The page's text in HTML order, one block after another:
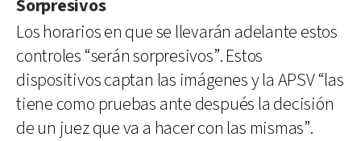
Sorpresivos
Los horarios en que se llevarán adelante estos
controles “serán sorpresivos”. Estos
dispositivos captan las imágenes y la APSV “las
tiene como pruebas ante después la decisión
de un juez que va a hacer con las mismas”.